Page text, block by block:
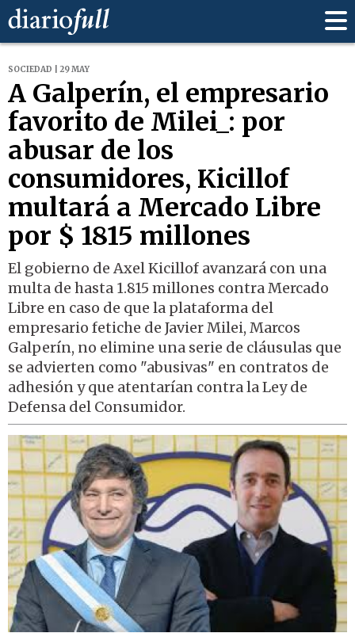
SOCIEDAD | 29 MAY
A Galperín, el empresario
favorito de Milei_: por
abusar de los
consumidores, Kicillof
multará a Mercado Libre
por $ 1815 millones
El gobierno de Axel Kicillof avanzará con una
multa de hasta 1.815 millones contra Mercado
Libre en caso de que la plataforma del
empresario fetiche de Javier Milei, Marcos
Galperín, no elimine una serie de cláusulas que
se advierten como "abusivas" en contratos de
adhesión y que atentarían contra la Ley de
Defensa del Consumidor.